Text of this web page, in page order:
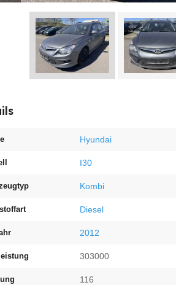
Hyundai
I30
Kombi
Diesel
2012
303000
116